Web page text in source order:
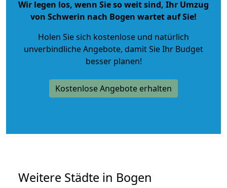
Wir legen los, wenn Sie so weit sind, Ihr Umzug
von Schwerin nach Bogen wartet auf Sie!
Holen Sie sich kostenlose und natürlich
unverbindliche Angebote, damit Sie Ihr Budget
besser planen!
Kostenlose Angebote erhalten
Weitere Städte in Bogen